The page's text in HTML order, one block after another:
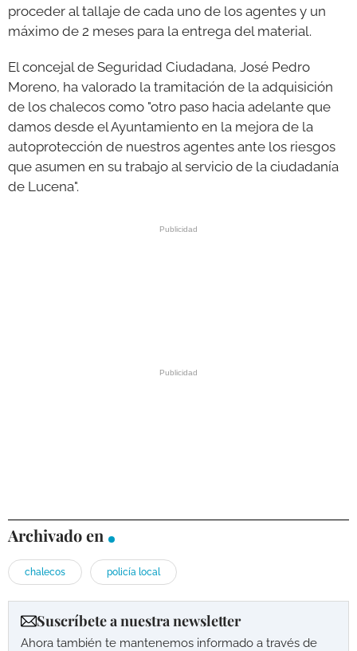
proceder al tallaje de cada uno de los agentes y un
máximo de 2 meses para la entrega del material.
El concejal de Seguridad Ciudadana, José Pedro
Moreno, ha valorado la tramitación de la adquisición
de los chalecos como "otro paso hacia adelante que
damos desde el Ayuntamiento en la mejora de la
autoprotección de nuestros agentes ante los riesgos
que asumen en su trabajo al servicio de la ciudadanía
de Lucena".
Archivado en
chalecos policía local
Suscríbete a nuestra newsletter
Ahora también te mantenemos informado a través de